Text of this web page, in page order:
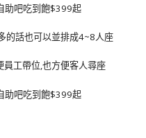
的話也可以並排成4~8人座
工帶位,也方便客人尋座